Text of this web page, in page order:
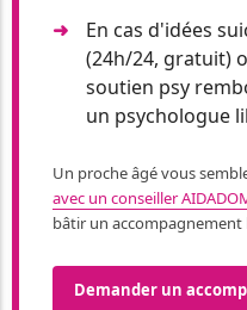
En cas d'idées
(24h/24, gratuit)
soutien psy
un psychologue
Un proche âgé vous
avec un conseiller
bâtir un
Demander un